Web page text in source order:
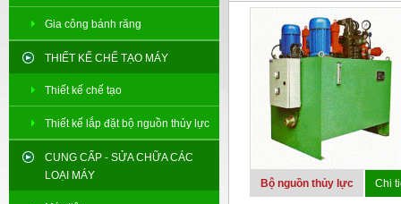
Gia công bánh răng
THIẾT KẾ CHẾ TẠO MÁY
Thiết kế chế tạo
Thiết kế lắp đặt bộ nguồn thủy lực
CUNG CẤP - SỬA CHỮA CÁC
LOẠI MÁY
Bộ nguồn thủy lực Chi